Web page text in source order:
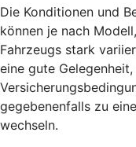
Die Konditionen und
können je nach
Fahrzeugs stark
eine gute
gegebenenfalls zu
wechseln.